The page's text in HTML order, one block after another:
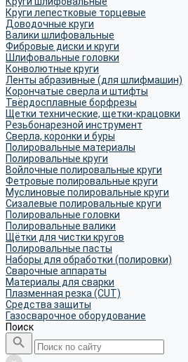
Круги лепестковые торцевые
Доводочные круги
Валики шлифовальные
Фибровые диски и круги
Шлифовальные головки
Конволютные круги
Ленты абразивные (для шлифмашин)
Корончатые сверла и штифты
Твёрдосплавные борфрезы
Щетки технические, щетки-крацовки
Резьбонарезной инструмент
Сверла, коронки и буры
Полировальные материалы
Полировальные круги
Войлочные полировальные круги
Фетровые полировальные круги
Муслиновые полировальные круги
Cизалевые полировальные круги
Полировальные головки
Полировальные валики
Щётки для чистки кругов
Полировальные пасты
Наборы для обработки (полировки)
Сварочные аппараты
Материалы для сварки
Плазменная резка (CUT)
Средства защиты
Газосварочное оборудование
Поиск